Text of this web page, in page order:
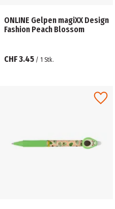
ONLINE Gelpen magiXX Design
Fashion Peach Blossom
CHF 3.45 / 1 Stk.